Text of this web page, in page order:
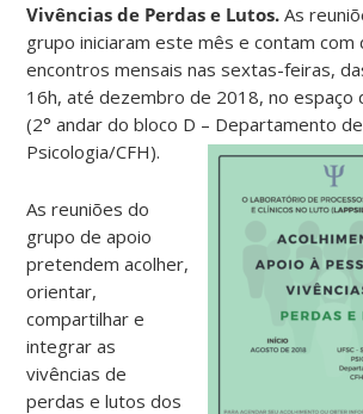
Vivências de Perdas e Lutos.As
grupo iniciaram este mês e contam com
encontros mensais nas sextas-feiras,
16h, até dezembro de 2018, no espaço
(2° andar do bloco D – Departamento de
Psicologia/CFH).
As reuniões do
grupo de apoio
pretendem acolher,
orientar,
compartilhar e
integrar as
vivências de
perdas e lutos dos